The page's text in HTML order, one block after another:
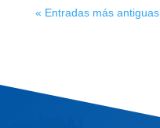
« Entradas más antiguas